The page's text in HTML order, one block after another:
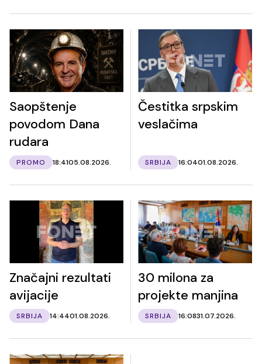
Saopštenje
povodom Dana
rudara
PROMO 18:4105.08.2026.
Čestitka srpskim
veslačima
SRBIJA 16:0401.08.2026.
Značajni rezultati
avijacije
SRBIJA 14:4401.08.2026.
30 milona za
projekte manjina
SRBIJA 16:0831.07.2026.